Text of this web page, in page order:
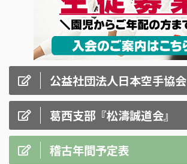
公益社団法人日本空手協会
葛西支部『松濤誠道会』
稽古年間予定表